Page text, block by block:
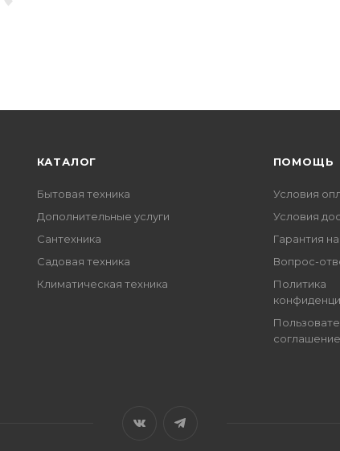
КАТАЛОГ
Бытовая техника
Дополнительные услуги
Сантехника
Садовая техника
Климатическая техника
ПОМОЩЬ
Условия
Условия
Гарантия
Вопрос-
Политика
соглашение